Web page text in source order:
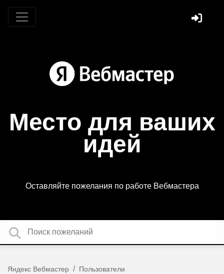
Место для ваших
идей
Оставляйте пожелания по работе Вебмастера
Яндекс Вебмастер Пользователи